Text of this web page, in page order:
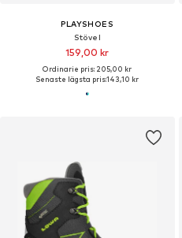
PLAYSHOES
Stövel
159,00 kr
Ordinarie pris: 205,00 kr
Senaste lägsta pris:143,10 kr